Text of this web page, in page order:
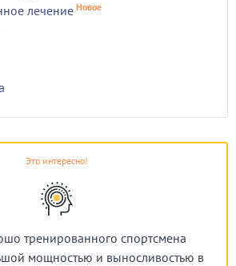
лечение Новое
Это интересно!
тренированного спортсмена
мощностью и выносливостью в